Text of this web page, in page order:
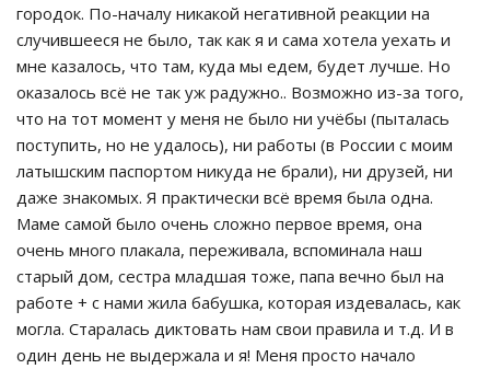
городок. По-началу никакой негативной реакции на
случившееся не было, так как я и сама хотела уехать и
мне казалось, что там, куда мы едем, будет лучше. Но
оказалось всё не так уж радужно.. Возможно из-за того,
что на тот момент у меня не было ни учёбы (пыталась
поступить, но не удалось), ни работы (в России с моим
латышским паспортом никуда не брали), ни друзей, ни
даже знакомых. Я практически всё время была одна.
Маме самой было очень сложно первое время, она
очень много плакала, переживала, вспоминала наш
старый дом, сестра младшая тоже, папа вечно был на
работе + с нами жила бабушка, которая издевалась, как
могла. Старалась диктовать нам свои правила и т.д. И в
один день не выдержала и я! Меня просто начало